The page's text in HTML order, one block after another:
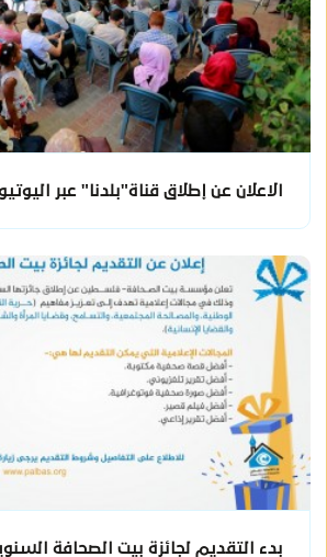
الاعلان عن إطلاق قناة"بلدنا" عبر
بدء التقديم لجائزة بيت الصحافة السنوية